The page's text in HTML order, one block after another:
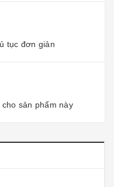
tục đơn giản
sản phẩm này